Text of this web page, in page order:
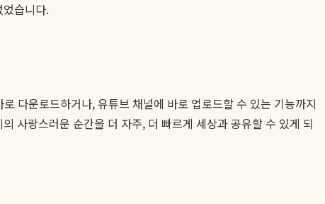
습니다.
다운로드하거나, 유튜브 채널에 바로 업로드할 수 있는 기능까지
사랑스러운 순간을 더 자주, 더 빠르게 세상과 공유할 수 있게 되